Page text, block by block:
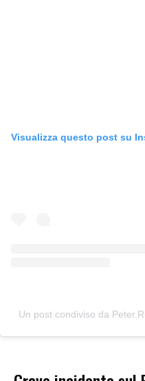
Visualizza questo post su
Un post condiviso da